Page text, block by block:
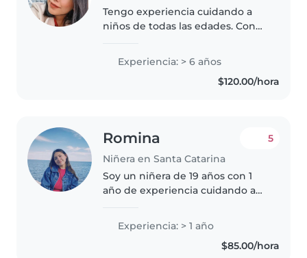
Tengo experiencia cuidando a
niños de todas las edades. Con
juegos divertidos. Me siento
cómoda con mascotas y tareas
Experiencia: > 6 años
$120.00/hora
Romina
Niñera en Santa Catarina
5
Soy un niñera de 19 años con 1
año de experiencia cuidando a
desde bebés hasta escolares. Soy
una persona responsable,
tranquila y paciente. Puedo
Experiencia: > 1 año
$85.00/hora